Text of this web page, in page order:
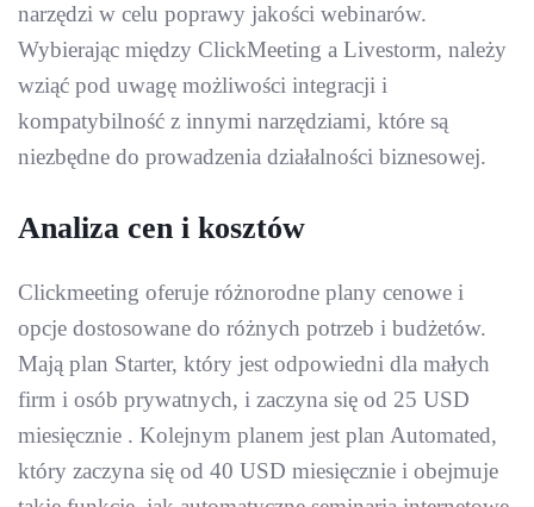
narzędzi w celu poprawy jakości webinarów.
Wybierając między ClickMeeting a Livestorm, należy
wziąć pod uwagę możliwości integracji i
kompatybilność z innymi narzędziami, które są
niezbędne do prowadzenia działalności biznesowej.
Analiza cen i kosztów
Clickmeeting oferuje różnorodne plany cenowe i
opcje dostosowane do różnych potrzeb i budżetów.
Mają plan Starter, który jest odpowiedni dla małych
firm i osób prywatnych, i zaczyna się od 25 USD
miesięcznie . Kolejnym planem jest plan Automated,
który zaczyna się od 40 USD miesięcznie i obejmuje